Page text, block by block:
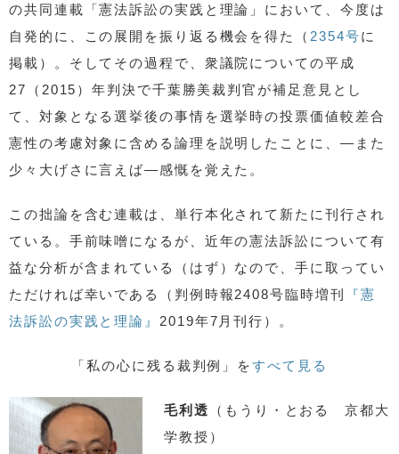
の共同連載「憲法訴訟の実践と理論」において、今度は
自発的に、この展開を振り返る機会を得た（ 2354号に
掲載）。そしてその過程で、衆議院についての平成
27（2015）年判決で千葉勝美裁判官が補足意見とし
て、対象となる選挙後の事情を選挙時の投票価値較差合
憲性の考慮対象に含める論理を説明したことに、―また
少々大げさに言えば―感慨を覚えた。
この拙論を含む連載は、単行本化されて新たに刊行され
ている。手前味噌になるが、近年の憲法訴訟について有
益な分析が含まれている（はず）なので、手に取ってい
ただければ幸いである（判例時報2408号臨時増刊
『憲
法訴訟の実践と理論』 2019年7月刊行）。
「私の心に残る裁判例」をすべて見る
毛利透
（もうり・とおる 京都大
学教授）